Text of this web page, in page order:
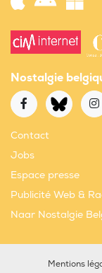
Nostalgie
Contact
Jobs
Espace presse
Publicité Web &
Naar Nostalgie
Mentions